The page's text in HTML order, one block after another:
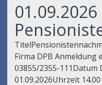
01.09.2026
Firma DPB
03855/2355-111Datum
01.09.2026Uhrzeit 14.00